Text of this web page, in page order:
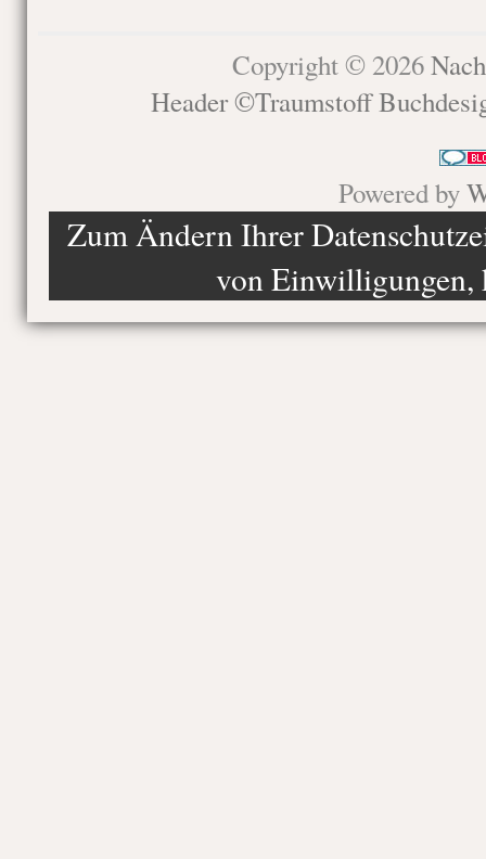
Copyright © 2026
Header ©Traumstoff
Powered by
Zum Ändern Ihrer
von